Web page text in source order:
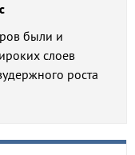
были и
слоев
роста